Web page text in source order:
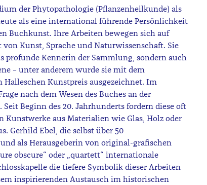
der Phytopathologie (Pflanzenheilkunde) als
als eine international führende Persönlichkeit
Buchkunst. Ihre Arbeiten bewegen sich auf
Kunst, Sprache und Naturwissenschaft. Sie
profunde Kennerin der Sammlung, sondern auch
– unter anderem wurde sie mit dem
Kunstpreis ausgezeichnet. Im
nach dem Wesen des Buches an der
Beginn des 20. Jahrhunderts fordern diese oft
Kunstwerke aus Materialien wie Glas, Holz oder
Gerhild Ebel, die selbst über 50
als Herausgeberin von original-grafischen
obscure“ oder „quartett“ internationale
die tiefere Symbolik dieser Arbeiten
inspirierenden Austausch im historischen